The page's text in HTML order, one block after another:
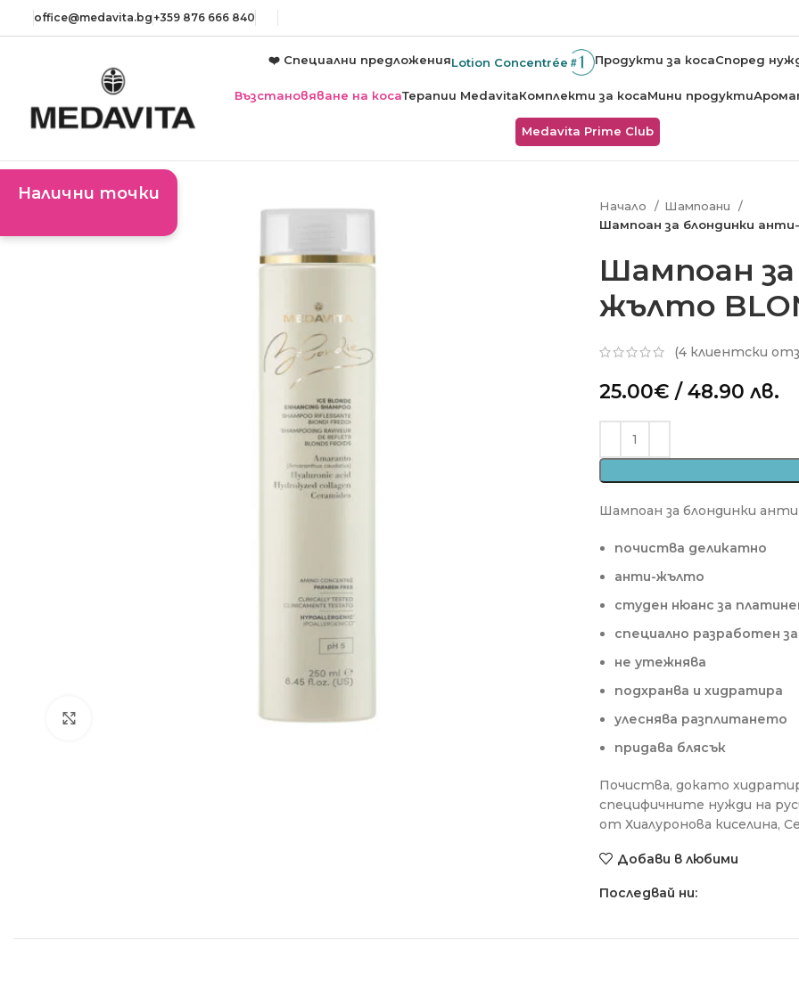
оffice@medavita.bg+359 876 666 840
❤️ Специални предложенияLotion Concentrée Продукти за косаСпоред
Възстановяване на косаТерапии MedavitaКомплекти за косаМини продукти
Medavita Prime Club
Начало
Шампоани
Шампоан за блондинки анти-
Шампоан
жълто
(4 клиентски
25.00€ / 48.90 лв.
Шампоан за блондинки
почиства деликатно
анти-жълто
студен нюанс за
специално разработен
не утежнява
подхранва и хидратира
улеснява разплитането
придава блясък
Почиства, докато
специфичните нужди на
от Хиалуронова киселина,
Добави в любими
Последвай ни:
Налични точки